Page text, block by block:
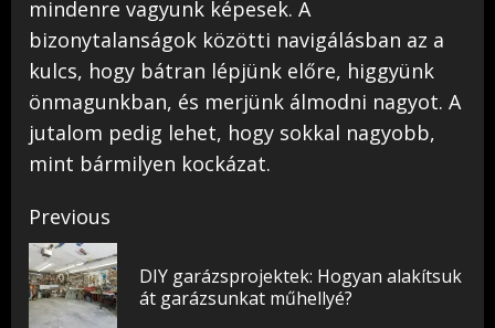
mindenre vagyunk képesek. A
bizonytalanságok közötti navigálásban az a
kulcs, hogy bátran lépjünk előre, higgyünk
önmagunkban, és merjünk álmodni nagyot. A
jutalom pedig lehet, hogy sokkal nagyobb,
mint bármilyen kockázat.
Post
navigation
Previous
DIY garázsprojektek: Hogyan alakítsuk
át garázsunkat műhellyé?